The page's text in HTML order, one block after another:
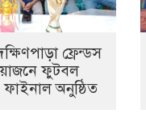
ফ্রেন্ডস
ফুটবল
ফাইনাল অনুষ্ঠিত